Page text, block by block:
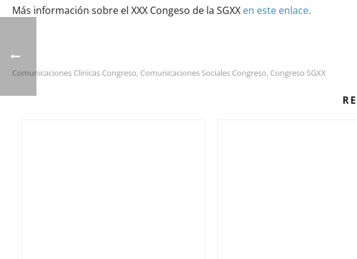
Más información sobre el XXX Congeso de la SGXX en este enlace.
Comunicaciones Clínicas Congreso, Comunicaciones Sociales Congreso, Congreso SGXX